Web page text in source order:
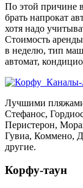
По этой причине
брать напрокат
хотя надо
Стоимость аренды
в неделю, тип
автомат,
Лучшими пляжами
Стефанос,
Перистерон,
Гувиа, Коммено,
другие.
Корфу-таун